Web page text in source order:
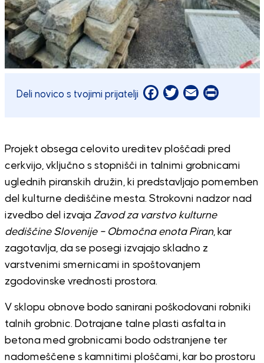
Deli novico s tvojimi prijatelji Facebook
Twitter
EmailPrint
Projekt obsega celovito ureditev ploščadi pred
cerkvijo, vključno s stopnišči in talnimi grobnicami
uglednih piranskih družin, ki predstavljajo pomemben
del kulturne dediščine mesta. Strokovni nadzor nad
izvedbo del izvaja Zavod za varstvo kulturne
dediščine Slovenije – Območna enota Piran, kar
zagotavlja, da se posegi izvajajo skladno z
varstvenimi smernicami in spoštovanjem
zgodovinske vrednosti prostora.
V sklopu obnove bodo sanirani poškodovani robniki
talnih grobnic. Dotrajane talne plasti asfalta in
betona med grobnicami bodo odstranjene ter
nadomeščene s kamnitimi ploščami, kar bo prostoru